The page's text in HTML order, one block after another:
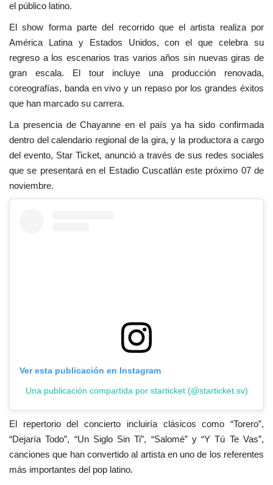
el público latino.
El show forma parte del recorrido que el artista realiza por
América Latina y Estados Unidos, con el que celebra su
regreso a los escenarios tras varios años sin nuevas giras de
gran escala. El tour incluye una producción renovada,
coreografías, banda en vivo y un repaso por los grandes éxitos
que han marcado su carrera.
La presencia de Chayanne en el país ya ha sido confirmada
dentro del calendario regional de la gira, y la productora a cargo
del evento, Star Ticket, anunció a través de sus redes sociales
que se presentará en el Estadio Cuscatlán este próximo 07 de
noviembre.
Ver esta publicación en Instagram
Una publicación compartida por starticket (@starticket.sv)
El repertorio del concierto incluiría clásicos como “Torero”,
“Dejaría Todo”, “Un Siglo Sin Ti”, “Salomé” y “Y Tú Te Vas”,
canciones que han convertido al artista en uno de los referentes
más importantes del pop latino.